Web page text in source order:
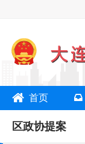
首页
区政协提案